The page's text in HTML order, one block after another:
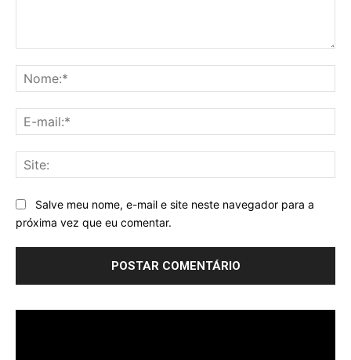
Salve meu nome, e-mail e site neste navegador para a
próxima vez que eu comentar.